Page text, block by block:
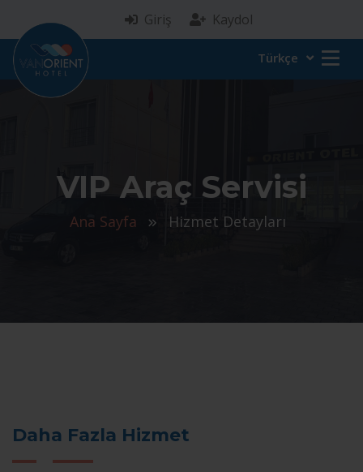
Giriş Kaydol
Türkçe
VIP Araç Servisi
Ana Sayfa Hizmet Detayları
Daha Fazla Hizmet